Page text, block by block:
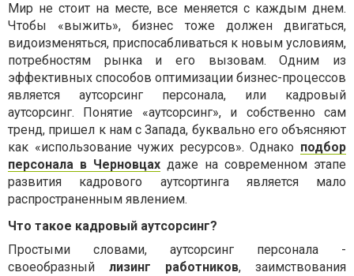
Мир не стоит на месте, все меняется с каждым днем.
Чтобы «выжить», бизнес тоже должен двигаться,
видоизменяться, приспосабливаться к новым условиям,
потребностям рынка и его вызовам. Одним из
эффективных способов оптимизации бизнес-процессов
является аутсорсинг персонала, или кадровый
аутсорсинг. Понятие «аутсорсинг», и собственно сам
тренд, пришел к нам с Запада, буквально его объясняют
как «использование чужих ресурсов». Однако подбор
персонала в Черновцах даже на современном этапе
развития кадрового аутсортинга является мало
распространенным явлением.
Что такое кадровый аутсорсинг?
Простыми словами, аутсорсинг персонала -
своеобразный лизинг работников, заимствования